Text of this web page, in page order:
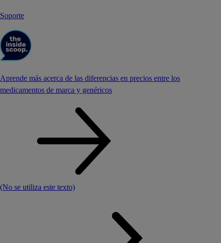
Soporte
Aprende más acerca de las diferencias en precios entre los
medicamentos de marca y genéricos
(No se utiliza este texto)